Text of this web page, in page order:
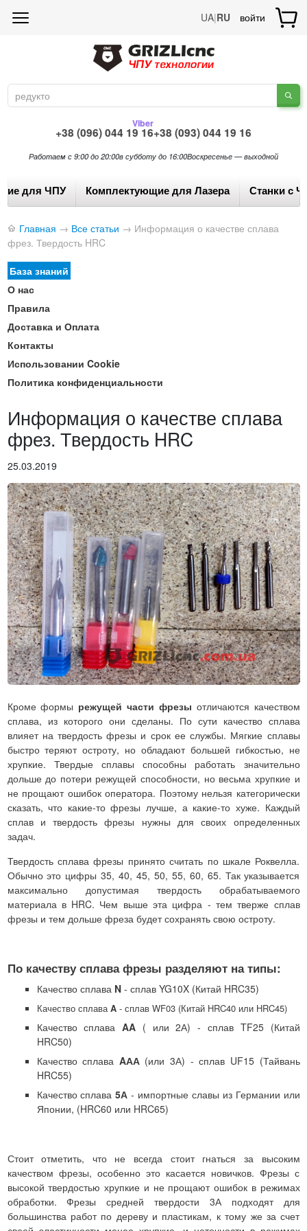
UA|RU войти
+38 (096) 044 19 16
Viber
+38 (093) 044 19 16
Работаем с 9:00 до 20:00в субботу до 16:00Воскресенье — выходной
для ЧПУ Комплектующие для Лазера Станки с
Главная → Все статьи → Информация о качестве сплава
фрез. Твердость HRC
База знаний
О нас
Правила
Доставка и Оплата
Контакты
Использовании Cookie
Политика конфиденциальности
Информация о качестве сплава
фрез. Твердость HRC
25.03.2019
Кроме формы режущей части фрезы отличаются качеством
сплава, из которого они сделаны. По сути качество сплава
влияет на твердость фрезы и срок ее службы. Мягкие сплавы
быстро теряют остроту, но обладают большей гибкостью, не
хрупкие. Твердые сплавы способны работать значительно
дольше до потери режущей способности, но весьма хрупкие и
не прощают ошибок оператора. Поэтому нельзя категорически
сказать, что какие-то фрезы лучше, а какие-то хуже. Каждый
сплав и твердость фрезы нужны для своих определенных
задач.
Твердость сплава фрезы принято считать по шкале Роквелла.
Обычно это цифры 35, 40, 45, 50, 55, 60, 65. Так указывается
максимально допустимая твердость обрабатываемого
материала в HRC. Чем выше эта цифра - тем тверже сплав
фрезы и тем дольше фреза будет сохранять свою остроту.
По качеству сплава фрезы разделяют на типы:
Качество сплава N- сплав YG10X (Китай HRC35)
Качество сплаваA- сплав WF03 (Китай HRC40 или HRC45)
Качество сплаваAA ( или 2А) - сплав TF25 (Китай
HRC50)
Качество сплава AАА(или 3А) - сплав UF15 (Тайвань
HRC55)
Качество сплава5А - импортные славы из Германии или
Японии, (HRC60 или HRC65)
Стоит отметить, что не всегда стоит гнаться за высоким
качеством фрезы, особенно это касается новичков. Фрезы с
высокой твердостью хрупкие и не прощают ошибок в режимах
обработки. Фрезы средней твердости 3А подходят для
большинства работ по дереву и пластикам, к тому же за счет